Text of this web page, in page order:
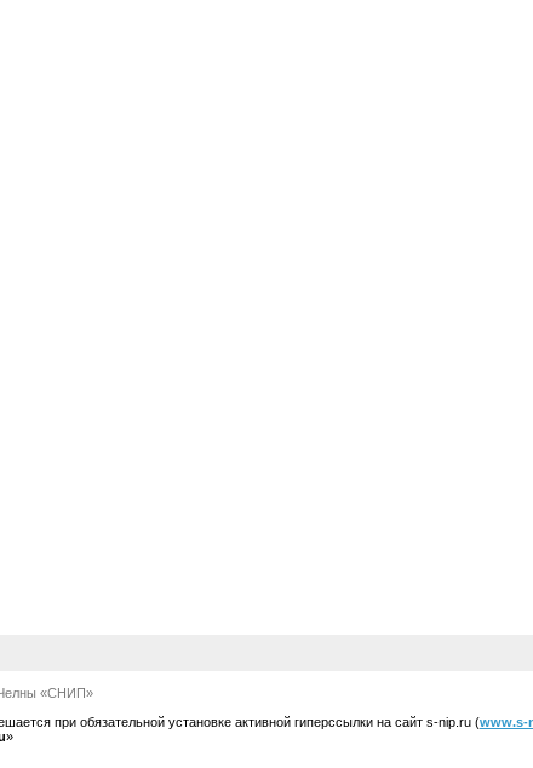
Челны «СНИП»
при обязательной установке активной гиперссылки на сайт s-nip.ru (www.s-
»